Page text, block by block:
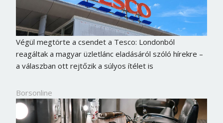
Végül megtörte a csendet a Tesco: Londonból
reagáltak a magyar üzletlánc eladásáról szóló hírekre –
a válaszban ott rejtőzik a súlyos ítélet is
Borsonline